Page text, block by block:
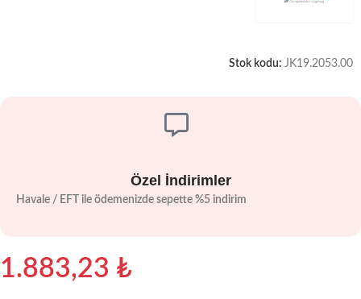
Stok kodu: JK19.2053.00
Özel İndirimler
Havale / EFT ile ödemenizde sepette %5 indirim
1.883,23 ₺